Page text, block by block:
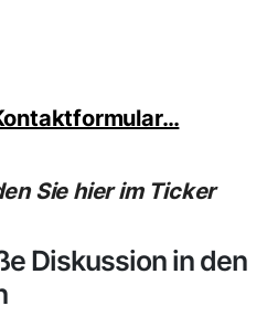
Sie hier im Ticker
Diskussion in den